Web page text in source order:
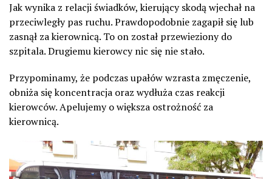
Jak wynika z relacji świadków, kierujący skodą wjechał na
przeciwległy pas ruchu. Prawdopodobnie zagapił się lub
zasnął za kierownicą. To on został przewieziony do
szpitala. Drugiemu kierowcy nic się nie stało.
Przypominamy, że podczas upałów wzrasta zmęczenie,
obniża się koncentracja oraz wydłuża czas reakcji
kierowców. Apelujemy o większa ostrożność za
kierownicą.